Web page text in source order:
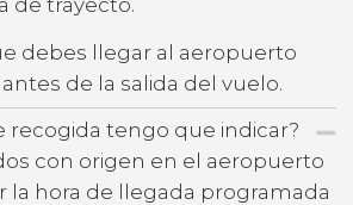
de trayecto.
debes llegar al aeropuerto
de la salida del vuelo.
recogida tengo que indicar?
con origen en el aeropuerto
la hora de llegada programada